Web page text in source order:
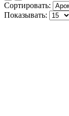
Сортировать:
Показывать: